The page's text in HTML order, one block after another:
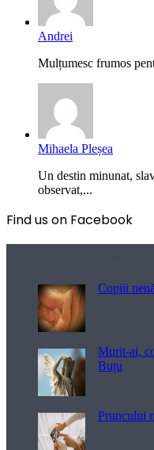
Andrei
Mulțumesc frumos
Mihaela Pleșea
Un destin minunat,
observat,...
Find us on Facebook
Copiii
Murit-ai,
Buțu
Pruncului